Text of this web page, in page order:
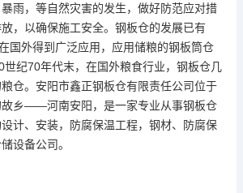
雨，等自然灾害的发生，做好防范应对措
，以确保施工安全。钢板仓的发展已有
国外得到广泛应用，应用储粮的钢板筒仓
世纪70年代末，在国外粮食行业，钢板仓几
仓。安阳市鑫正钢板仓有限责任公司位于
故乡——河南安阳，是一家专业从事钢板仓
计、安装，防腐保温工程，钢材、防腐保
设备公司。